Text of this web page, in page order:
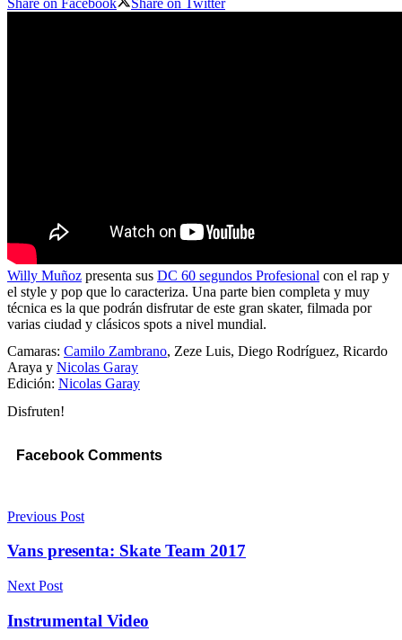
Willy Muñoz presenta sus DC 60 segundos Profesional con el rap y
el style y pop que lo caracteriza. Una parte bien completa y muy
técnica es la que podrán disfrutar de este gran skater, filmada por
varias ciudad y clásicos spots a nivel mundial.
Camaras: Camilo Zambrano, Zeze Luis, Diego Rodríguez, Ricardo
Araya y Nicolas Garay
Edición: Nicolas Garay
Disfruten!
Facebook Comments
Previous Post
Vans presenta: Skate Team 2017
Next Post
Instrumental Video